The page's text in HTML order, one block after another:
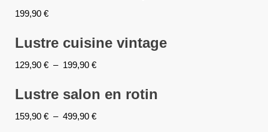
199,90 €
Lustre cuisine vintage
129,90 € – 199,90 €
Lustre salon en rotin
159,90 € – 499,90 €